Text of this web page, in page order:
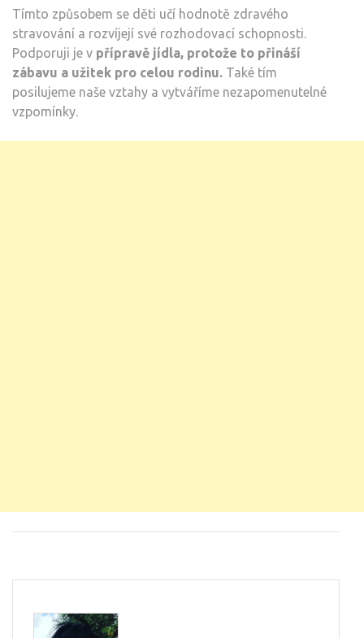
Tímto způsobem se děti učí hodnotě zdravého
stravování a rozvíjejí své rozhodovací schopnosti.
Podporuji je v přípravě jídla, protože to přináší
zábavu a užitek pro celou rodinu. Také tím
posilujeme naše vztahy a vytváříme nezapomenutelné
vzpomínky.